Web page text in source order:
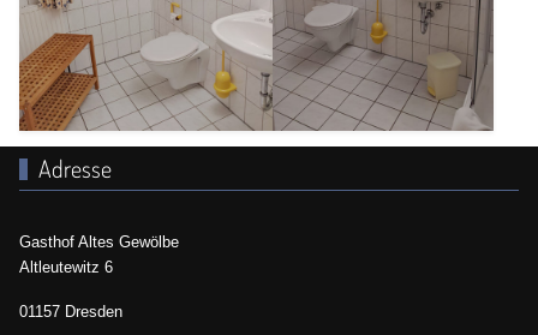
Adresse
Gasthof Altes Gewölbe
Altleutewitz 6
01157 Dresden